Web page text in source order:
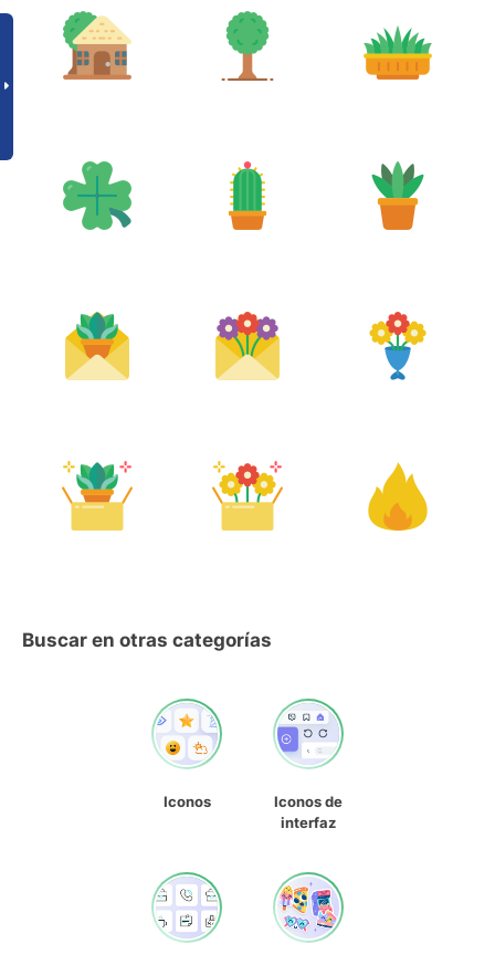
Buscar en otras categorías
Iconos
Iconos de
interfaz